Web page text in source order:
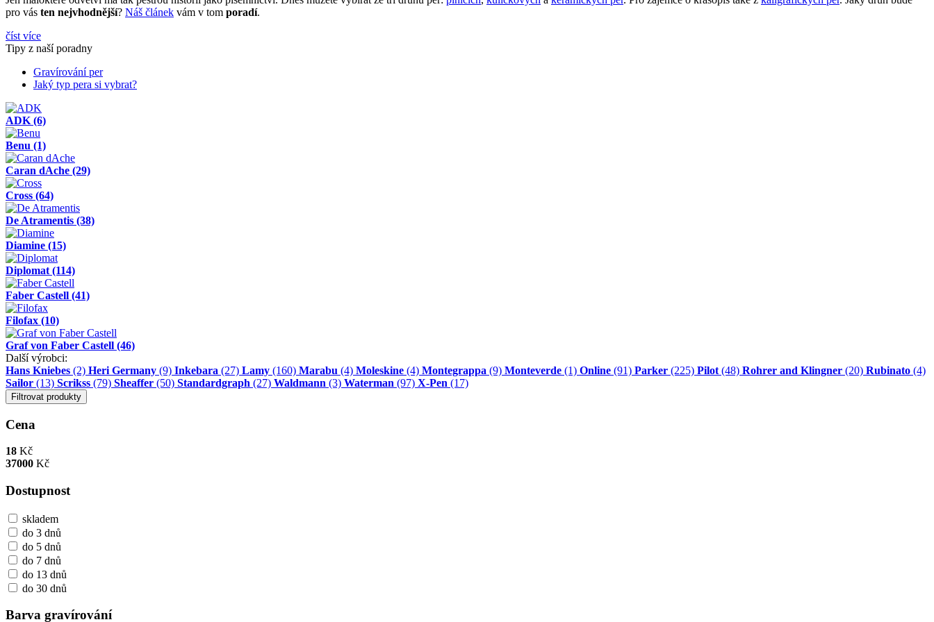
pro vás ten nejvhodnější? Náš článek vám v tom poradí.
číst více
Tipy z naší poradny
Gravírování per
Jaký typ pera si vybrat?
ADK (6)
Benu (1)
Caran dAche (29)
Cross (64)
De Atramentis (38)
Diamine (15)
Diplomat (114)
Faber Castell (41)
Filofax (10)
Graf von Faber Castell (46)
Další výrobci:
Hans Kniebes (2) Heri Germany (9) Inkebara (27) Lamy (160) Marabu (4) Moleskine (4) Montegrappa (9) Monteverde (1) Online (91) Parker (225) Pilot (48) Rohrer and Klingner (20) Rubinato (4)
Sailor (13) Scrikss (79) Sheaffer (50) Standardgraph (27) Waldmann (3) Waterman (97) X-Pen (17)
Filtrovat produkty
Cena
18 Kč
37000 Kč
Dostupnost
skladem
do 3 dnů
do 5 dnů
do 7 dnů
do 13 dnů
do 30 dnů
Barva gravírování